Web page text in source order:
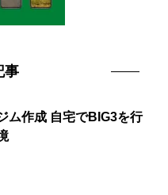
事
ム作成 自宅でBIG3を行